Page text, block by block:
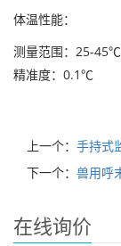
体温性能：
测量范围：25-45℃
精准度：0.1℃
上一个： 手持式
下一个： 兽用呼
在线询价